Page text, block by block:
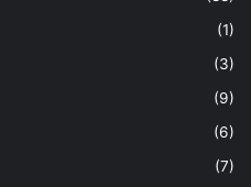
(1)
(3)
(9)
(6)
(7)